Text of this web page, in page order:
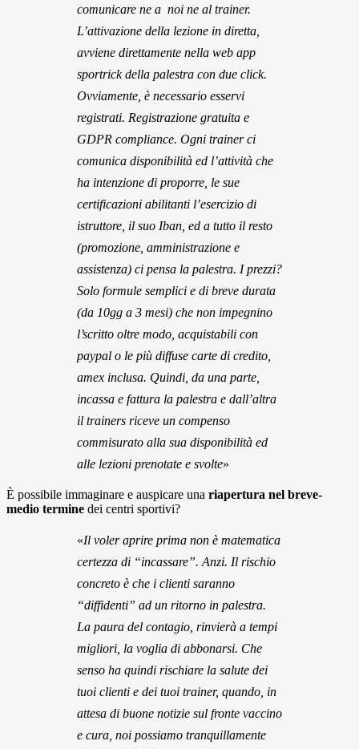
comunicare ne a noi ne al trainer.
L’attivazione della lezione in diretta,
avviene direttamente nella web app
sportrick della palestra con due click.
Ovviamente, è necessario esservi
registrati. Registrazione gratuita e
GDPR compliance. Ogni trainer ci
comunica disponibilità ed l’attività che
ha intenzione di proporre, le sue
certificazioni abilitanti l’esercizio di
istruttore, il suo Iban, ed a tutto il resto
(promozione, amministrazione e
assistenza) ci pensa la palestra. I prezzi?
Solo formule semplici e di breve durata
(da 10gg a 3 mesi) che non impegnino
l’scritto oltre modo, acquistabili con
paypal o le più diffuse carte di credito,
amex inclusa. Quindi, da una parte,
incassa e fattura la palestra e dall’altra
il trainers riceve un compenso
commisurato alla sua disponibilità ed
alle lezioni prenotate e svolte»
È possibile immaginare e auspicare una riapertura nel breve-
medio termine dei centri sportivi?
«Il voler aprire prima non è matematica
certezza di “incassare”. Anzi. Il rischio
concreto è che i clienti saranno
“diffidenti” ad un ritorno in palestra.
La paura del contagio, rinvierà a tempi
migliori, la voglia di abbonarsi. Che
senso ha quindi rischiare la salute dei
tuoi clienti e dei tuoi trainer, quando, in
attesa di buone notizie sul fronte vaccino
e cura, noi possiamo tranquillamente